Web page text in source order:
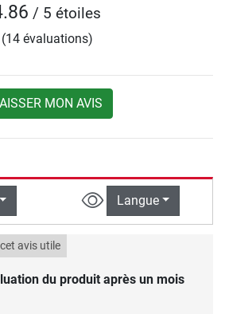
/ 5 étoiles
(14 évaluations)
MON AVIS
Langue
du produit après un mois
avis utile